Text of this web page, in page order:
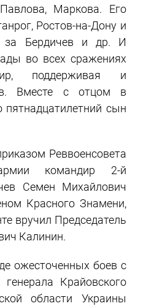
Маркова. Его
Ростов-на-Дону и
за Бердичев и др. И
во всех сражениях
поддерживая и
Вместе с отцом в
пятнадцатилетний сын
Реввоенсовета
командир 2-й
Семен Михайлович
Красного Знамени,
вручил Председатель
Калинин.
ожесточенных боев с
Крайовского
области Украины